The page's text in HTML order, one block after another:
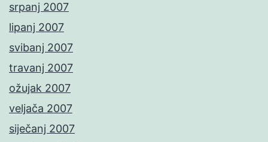
srpanj 2007
lipanj 2007
svibanj 2007
travanj 2007
ožujak 2007
veljača 2007
siječanj 2007